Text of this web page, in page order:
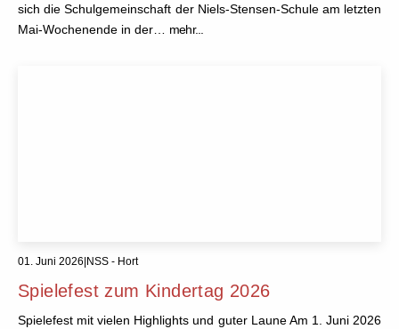
sich die Schulgemeinschaft der Niels-Stensen-Schule am letzten
Mai-Wochenende in der… mehr...
01. Juni 2026 NSS - Hort
Spielefest zum Kindertag 2026
Spielefest mit vielen Highlights und guter Laune Am 1. Juni 2026